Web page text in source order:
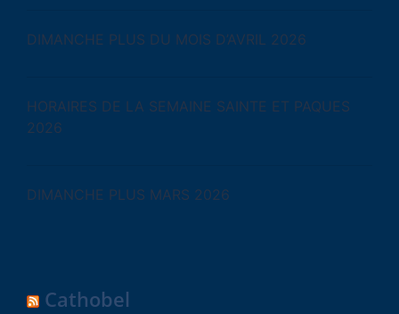
DIMANCHE PLUS DU MOIS D’AVRIL 2026
HORAIRES DE LA SEMAINE SAINTE ET PAQUES
2026
DIMANCHE PLUS MARS 2026
Cathobel